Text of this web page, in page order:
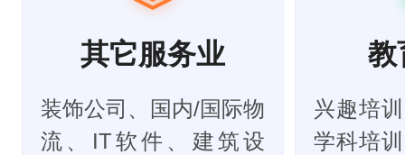
其它服务业
装饰公司、国内/国际物
流、IT软件、建筑设
教
兴趣培
学科培